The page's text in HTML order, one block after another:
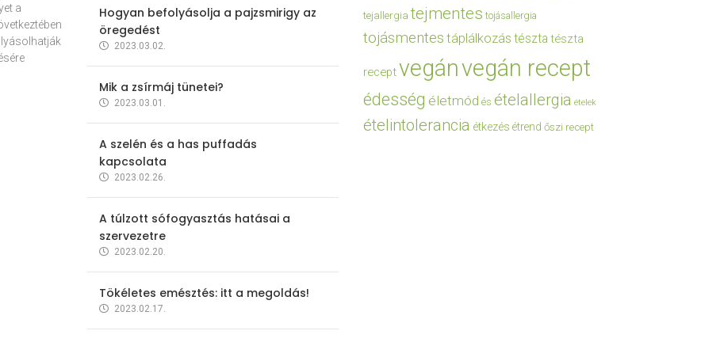
a
Hogyan befolyásolja a pajzsmirigy az
öregedést
2023.03.02.
Mik a zsírmáj tünetei?
2023.03.01.
A szelén és a has puffadás
kapcsolata
2023.02.26.
A túlzott sófogyasztás hatásai a
szervezetre
2023.02.20.
Tökéletes emésztés: itt a megoldás!
2023.02.17.
tejallergia tejmentes tojásallergia
tojásmentes táplálkozás tészta tészta
receptvegánvegán recept
édesség életmód és ételallergia ételek
ételintolerancia étkezés étrend őszi recept